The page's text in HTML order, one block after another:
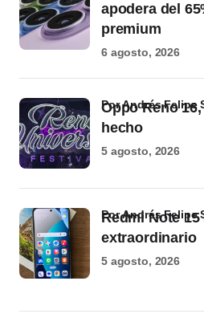
apodera del
premium
6 agosto, 2026
Oppo Reno
hecho
por Andrés Felipe
5 agosto, 2026
Redmi Note
extraordinario
por Andrés Felipe
5 agosto, 2026